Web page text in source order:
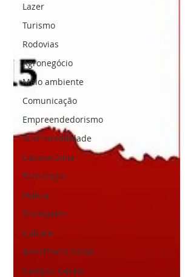
Lazer
Turismo
Rodovias
Agronegócio
Meio ambiente
Comunicação
Empreendedorismo
Sustentabilidade
Gastronomia
Tecnologia
Polícia
Transporte
Cultura
Assistência Social
Campos Gerais